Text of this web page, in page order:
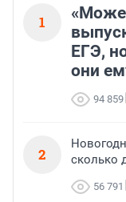
1
ЕГЭ,
они
94 859
2
сколько
56 791